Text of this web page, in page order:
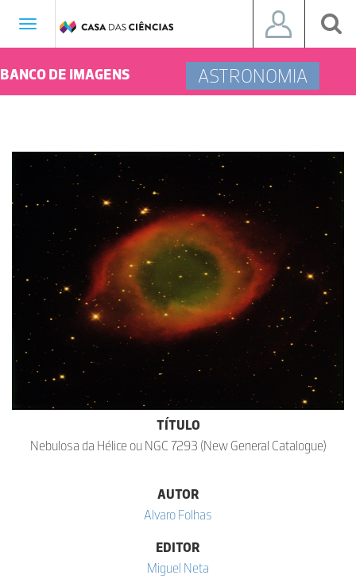
Toggle
BANCO DE IMAGENS ASTRONOMIA
TÍTULO
Nebulosa da Hélice ou NGC 7293 (New General Catalogue)
AUTOR
Alvaro Folhas
EDITOR
Miguel Neta